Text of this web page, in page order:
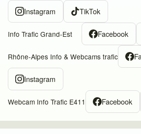
Instagram TikTok
Info Trafic Grand-Est Facebook
Rhône-Alpes Info & Webcams trafic
Instagram
Webcam Info Trafic E411 Facebook